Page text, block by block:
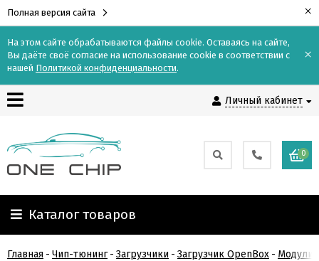
Полная версия сайта ×
На этом сайте обрабатываются файлы cookie. Оставаясь на сайте,
Вы даёте своё согласие на использование cookie в соответствии с
нашей Политикой конфиденциальности.
×
Личный кабинет
Контакты
Доставка
Оплата
О
компании
Гарантия
0
Каталог товаров
Главная - Чип-тюнинг - Загрузчики - Загрузчик OpenBox - Модули